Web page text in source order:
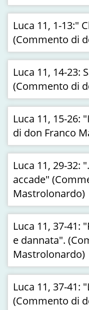
Luca 11, 1-13:"
(Commento di
Luca 11, 14-23:
(Commento di
Luca 11, 15-26:
di don Franco
Luca 11, 29-32:
accade"
Mastrolonardo)
Luca 11, 37-41:
e dannata".
Mastrolonardo)
Luca 11, 37-41:
(Commento di